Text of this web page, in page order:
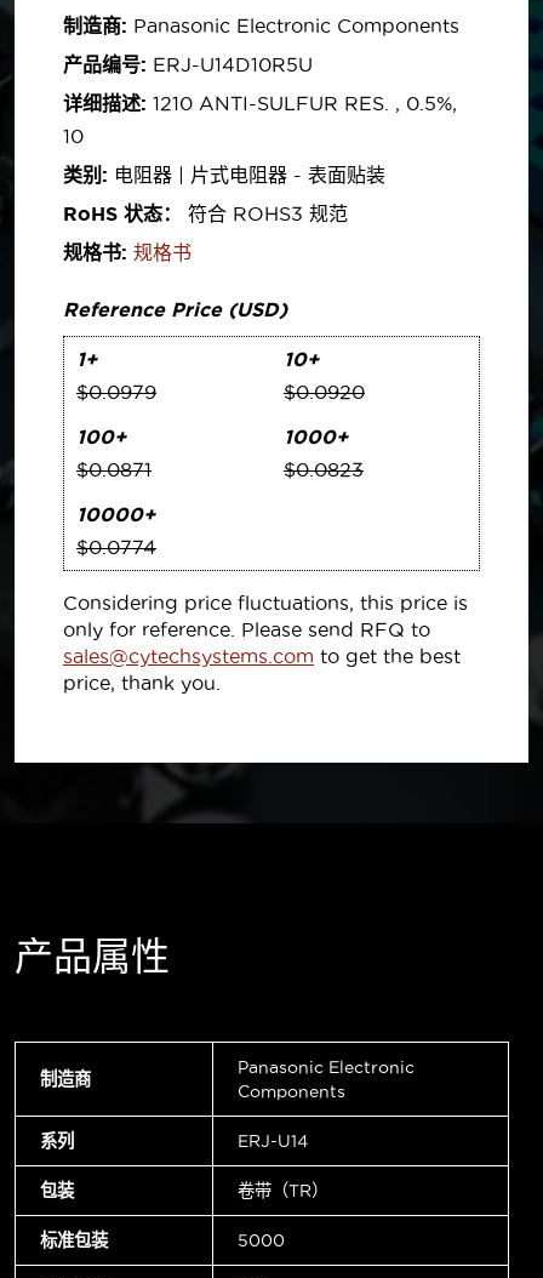
制造商: Panasonic Electronic Components
产品编号: ERJ-U14D10R5U
详细描述: 1210 ANTI-SULFUR RES. , 0.5%,
10
类别: 电阻器 | 片式电阻器 - 表面贴装
RoHS 状态：
符合 ROHS3 规范
规格书: 规格书
Reference Price (USD)
1+
$0.0979
10+
$0.0920
100+
$0.0871
1000+
$0.0823
10000+
$0.0774
Considering price fluctuations, this price is
only for reference. Please send RFQ to
sales@cytechsystems.com to get the best
price, thank you.
产品属性
制造商
Panasonic Electronic
Components
系列 ERJ-U14
包装 卷带（TR）
标准包装 5000